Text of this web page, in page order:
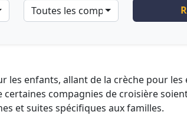
Toutes les compagnies
enfants, allant de la crèche pour
compagnies de croisière
et suites spécifiques aux familles.